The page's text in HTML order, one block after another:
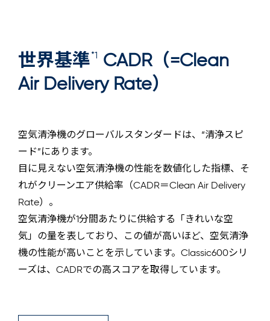
世界基準 *1
CADR（=Clean
Air Delivery Rate）
空気清浄機のグローバルスタンダードは、“清浄スピ
ード”にあります。
目に見えない空気清浄機の性能を数値化した指標、そ
れがクリーンエア供給率（CADR＝Clean Air Delivery
Rate）。
空気清浄機が1分間あたりに供給する「きれいな空
気」の量を表しており、この値が高いほど、空気清浄
機の性能が高いことを示しています。Classic600シリ
ーズは、CADRでの高スコアを取得しています。